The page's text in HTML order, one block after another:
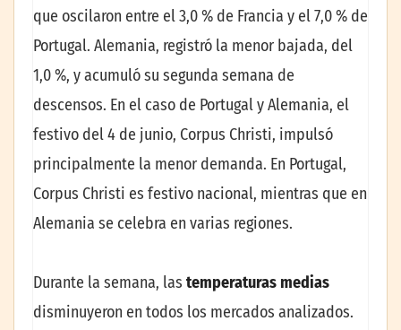
que oscilaron entre el 3,0 % de Francia y el 7,0 % de
Portugal. Alemania, registró la menor bajada, del
1,0 %, y acumuló su segunda semana de
descensos. En el caso de Portugal y Alemania, el
festivo del 4 de junio, Corpus Christi, impulsó
principalmente la menor demanda. En Portugal,
Corpus Christi es festivo nacional, mientras que en
Alemania se celebra en varias regiones.
Durante la semana, las temperaturas medias
disminuyeron en todos los mercados analizados.